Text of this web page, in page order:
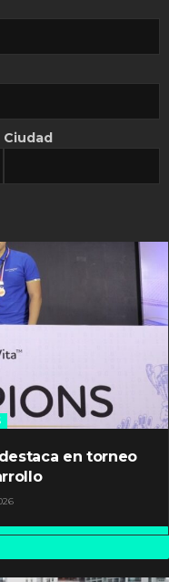
por costos
en torneo
Ciudad